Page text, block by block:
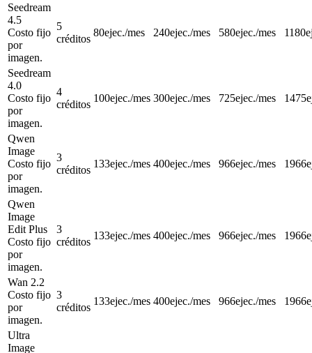
Seedream
4.5
Costo fijo
por
imagen.
5
créditos
80ejec./mes 240ejec./mes 580ejec./mes 1180
Seedream
4.0
Costo fijo
por
imagen.
4
créditos
100ejec./mes 300ejec./mes 725ejec./mes 1475
Qwen
Image
Costo fijo
por
imagen.
3
créditos
133ejec./mes 400ejec./mes 966ejec./mes 1966
Qwen
Image
Edit Plus
Costo fijo
por
imagen.
3
créditos
133ejec./mes 400ejec./mes 966ejec./mes 1966
Wan 2.2
Costo fijo
por
imagen.
3
créditos
133ejec./mes 400ejec./mes 966ejec./mes 1966
Ultra
Image